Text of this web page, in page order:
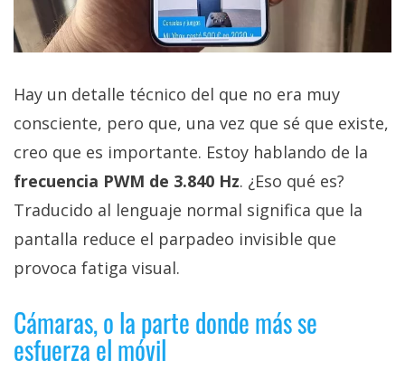
Hay un detalle técnico del que no era muy
consciente, pero que, una vez que sé que existe,
creo que es importante. Estoy hablando de la
frecuencia PWM de 3.840 Hz. ¿Eso qué es?
Traducido al lenguaje normal significa que la
pantalla reduce el parpadeo invisible que
provoca fatiga visual.
Cámaras, o la parte donde más se
esfuerza el móvil